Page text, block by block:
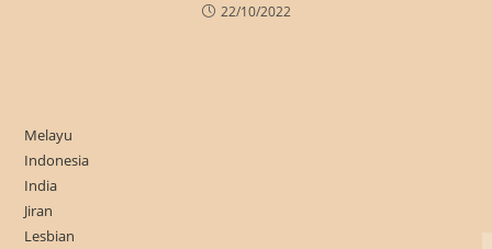
22/10/2022
Melayu
Indonesia
India
Jiran
Lesbian